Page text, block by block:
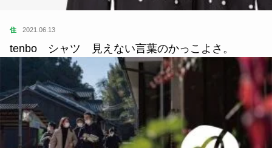
住 2021.06.13
tenbo シャツ 見えない言葉のかっこよさ。